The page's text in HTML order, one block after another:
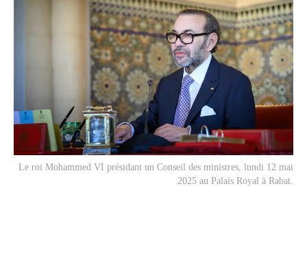
Le roi Mohammed VI présidant un Conseil des ministres, lundi 12 mai
2025 au Palais Royal à Rabat.